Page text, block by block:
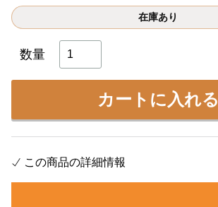
在庫あり
数量
カートに入れる
この商品の詳細情報